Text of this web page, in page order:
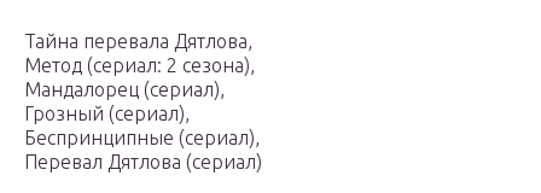
Тайна перевала Дятлова,
Метод (сериал: 2 сезона),
Мандалорец (сериал),
Грозный (сериал),
Беспринципные (сериал),
Перевал Дятлова (сериал)